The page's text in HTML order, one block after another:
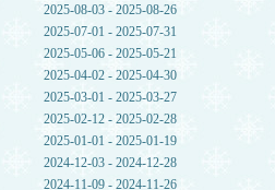
2025-08-03 - 2025-08-26
2025-07-01 - 2025-07-31
2025-05-06 - 2025-05-21
2025-04-02 - 2025-04-30
2025-03-01 - 2025-03-27
2025-02-12 - 2025-02-28
2025-01-01 - 2025-01-19
2024-12-03 - 2024-12-28
2024-11-09 - 2024-11-26